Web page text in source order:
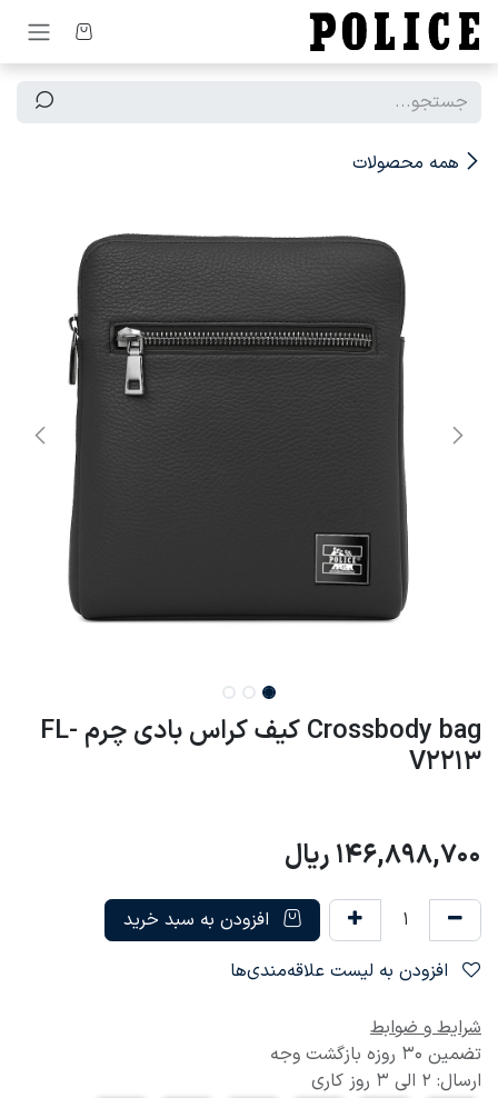
صرف نظر و مشاهده محتوا
همه محصولات
Crossbody bag کیف کراس بادی چرم FL-
V2213
146,898,700 ریال
افزودن به سبد خرید
شرایط و ضوابط
تضمین 30 روزه بازگشت وجه
ارسال: 2 الی 3 روز کاری